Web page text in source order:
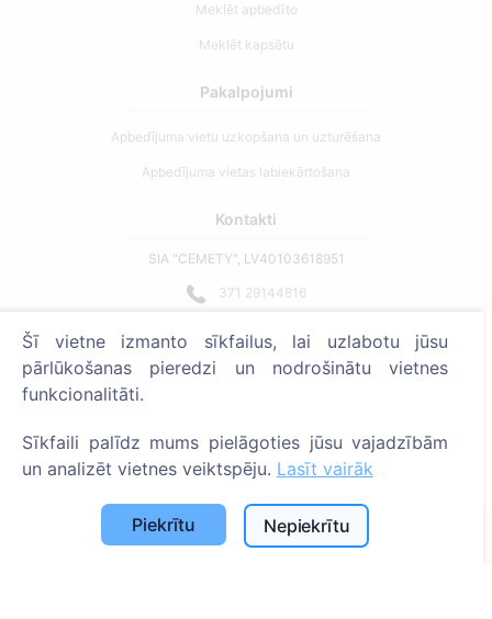
Meklēt apbedīto
Meklēt kapsētu
Pakalpojumi
Apbedījuma vietu uzkopšana un uzturēšana
Apbedījuma vietas labiekārtošana
Kontakti
SIA "CEMETY", LV40103618951
371 29144816
Strādājam visā Latvijā!
Administratoriem
© 2013 - 2026 Cemety Visas tiesības aizsargātas
Privātuma politika un noteikumi.
Šī vietne izmanto sīkfailus, lai uzlabotu jūsu
pārlūkošanas pieredzi un nodrošinātu vietnes
funkcionalitāti.
Sīkfaili palīdz mums pielāgoties jūsu vajadzībām
un analizēt vietnes veiktspēju. Lasīt vairāk
Piekrītu Nepiekrītu